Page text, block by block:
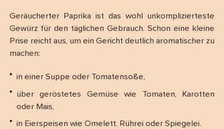
Geräucherter Paprika ist das wohl unkomplizierteste
Gewürz für den täglichen Gebrauch. Schon eine kleine
Prise reicht aus, um ein Gericht deutlich aromatischer zu
machen:
in einer Suppe oder Tomatensoße,
über geröstetes Gemüse wie Tomaten, Karotten
oder Mais,
in Eierspeisen wie Omelett, Rührei oder Spiegelei.